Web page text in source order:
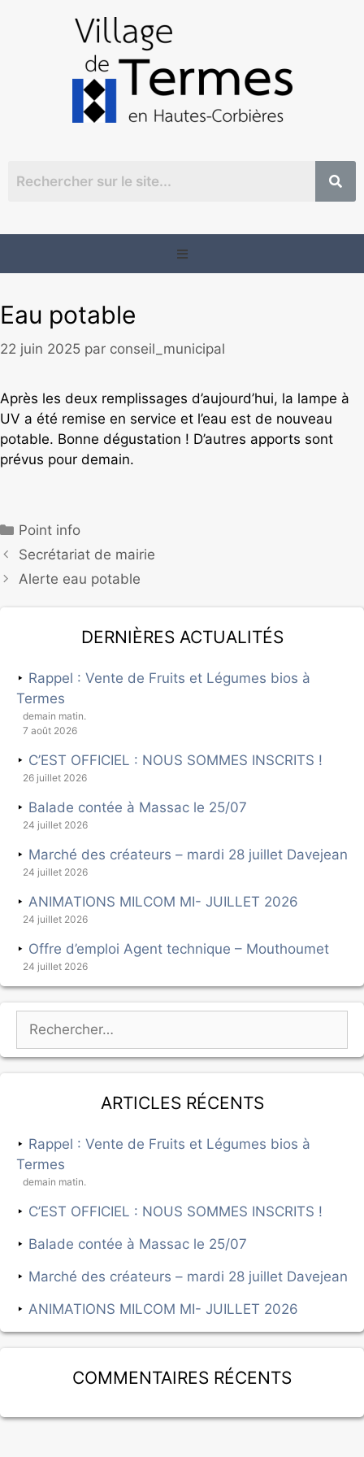
Eau potable
22 juin 2025 par conseil_municipal
Après les deux remplissages d’aujourd’hui, la lampe à
UV a été remise en service et l’eau est de nouveau
potable. Bonne dégustation ! D’autres apports sont
prévus pour demain.
Point info
Secrétariat de mairie
Alerte eau potable
Dernières actualités
Rappel : Vente de Fruits et Légumes bios à
Termes
demain matin.
7 août 2026
C’EST OFFICIEL : NOUS SOMMES INSCRITS !
26 juillet 2026
Balade contée à Massac le 25/07
24 juillet 2026
Marché des créateurs – mardi 28 juillet Davejean
24 juillet 2026
ANIMATIONS MILCOM MI- JUILLET 2026
24 juillet 2026
Offre d’emploi Agent technique – Mouthoumet
24 juillet 2026
Articles récents
Rappel : Vente de Fruits et Légumes bios à
Termes
demain matin.
C’EST OFFICIEL : NOUS SOMMES INSCRITS !
Balade contée à Massac le 25/07
Marché des créateurs – mardi 28 juillet Davejean
ANIMATIONS MILCOM MI- JUILLET 2026
Commentaires récents